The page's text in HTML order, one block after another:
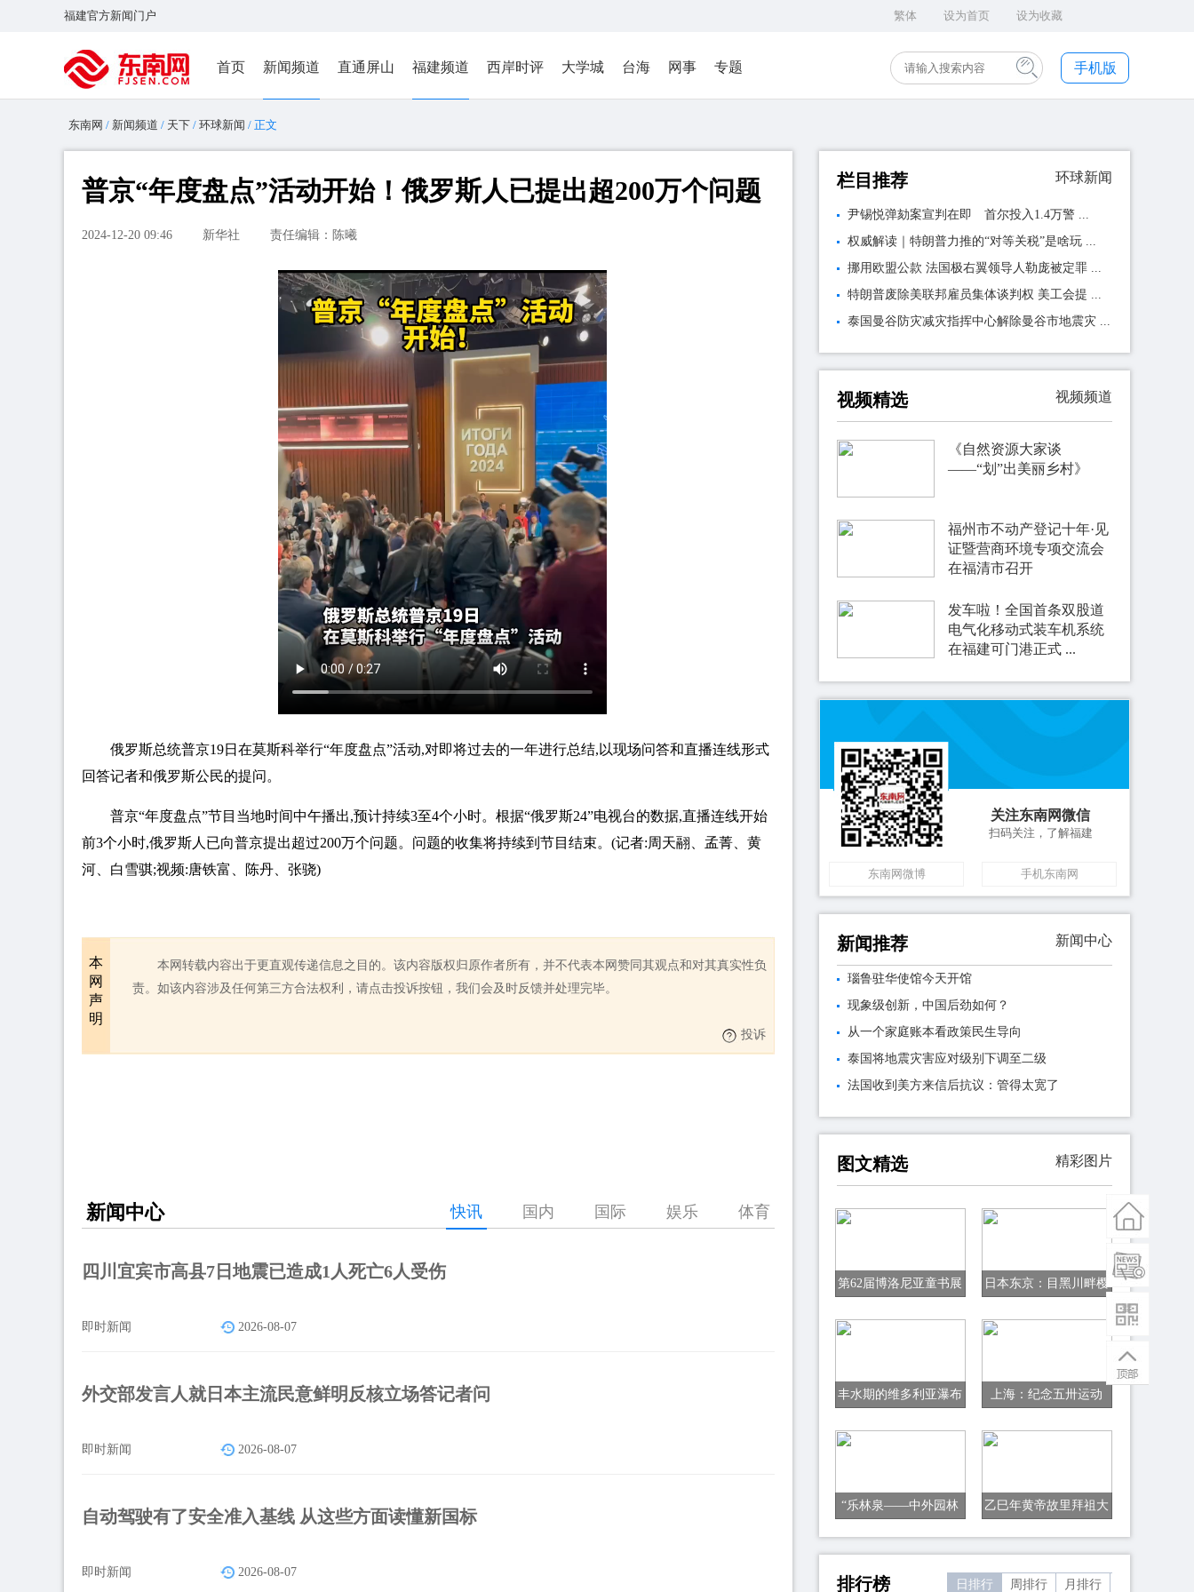
福建官方新闻门户 繁体 设为首页 设为收藏
首页 新闻频道 直通屏山 福建频道 西岸时评 大学城 台海 网事 专题 手机版
东南网 / 新闻频道 / 天下 / 环球新闻 / 正文
普京“年度盘点”活动开始！俄罗斯人已提出超200万个问题
2024-12-20 09:46 新华社 责任编辑：陈曦
俄罗斯总统普京19日在莫斯科举行“年度盘点”活动,对即将过去的一年进行总结,以现场问答和直播连线形式
回答记者和俄罗斯公民的提问。
普京“年度盘点”节目当地时间中午播出,预计持续3至4个小时。根据“俄罗斯24”电视台的数据,直播连线开始
前3个小时,俄罗斯人已向普京提出超过200万个问题。问题的收集将持续到节目结束。(记者:周天翮、孟菁、黄
河、白雪骐;视频:唐铁富、陈丹、张骁)
本
网
声
明
本网转载内容出于更直观传递信息之目的。该内容版权归原作者所有，并不代表本网赞同其观点和对其真实性负
责。如该内容涉及任何第三方合法权利，请点击投诉按钮，我们会及时反馈并处理完毕。
投诉
新闻中心 快讯 国内 国际 娱乐 体育
四川宜宾市高县7日地震已造成1人死亡6人受伤
即时新闻 2026-08-07
外交部发言人就日本主流民意鲜明反核立场答记者问
即时新闻 2026-08-07
自动驾驶有了安全准入基线 从这些方面读懂新国标
即时新闻 2026-08-07
栏目推荐 环球新闻
尹锡悦弹劾案宣判在即 首尔投入1.4万警 ...
权威解读｜特朗普力推的“对等关税”是啥玩 ...
挪用欧盟公款 法国极右翼领导人勒庞被定罪 ...
特朗普废除美联邦雇员集体谈判权 美工会提 ...
泰国曼谷防灾减灾指挥中心解除曼谷市地震灾 ...
视频精选 视频频道
《自然资源大家谈
——“划”出美丽乡村》
福州市不动产登记十年·见
证暨营商环境专项交流会
在福清市召开
发车啦！全国首条双股道
电气化移动式装车机系统
在福建可门港正式 ...
关注东南网微信
扫码关注，了解福建
东南网微博 手机东南网
新闻推荐 新闻中心
瑙鲁驻华使馆今天开馆
现象级创新，中国后劲如何？
从一个家庭账本看政策民生导向
泰国将地震灾害应对级别下调至二级
法国收到美方来信后抗议：管得太宽了
图文精选 精彩图片
第62届博洛尼亚童书展
日本东京：目黑川畔樱
丰水期的维多利亚瀑布
上海：纪念五卅运动
“乐林泉——中外园林
行
乙巳年黄帝故里拜祖大
排行榜 日排行 周排行 月排行